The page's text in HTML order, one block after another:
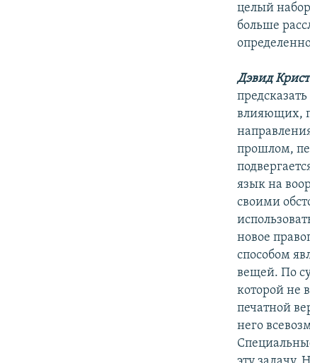
целый
больше
Дэвид
влияющих,
прошлом,
язык на
своими
новое
способом
вещей. По
которой не
печатной
него